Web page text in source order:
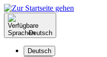
Deutsch
Deutsch